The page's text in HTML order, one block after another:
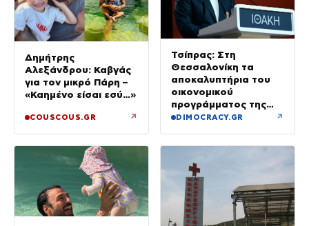
Δημήτρης
Αλεξάνδρου: Καβγάς
για τον μικρό Πάρη –
«Καημένο είσαι εσύ…»
COUSCOUS.GR ↗
Τσίπρας: Στη
Θεσσαλονίκη τα
αποκαλυπτήρια του
οικονομικού
προγράμματος της
ΕΛ.Α.Σ.
DIMOCRACY.GR ↗